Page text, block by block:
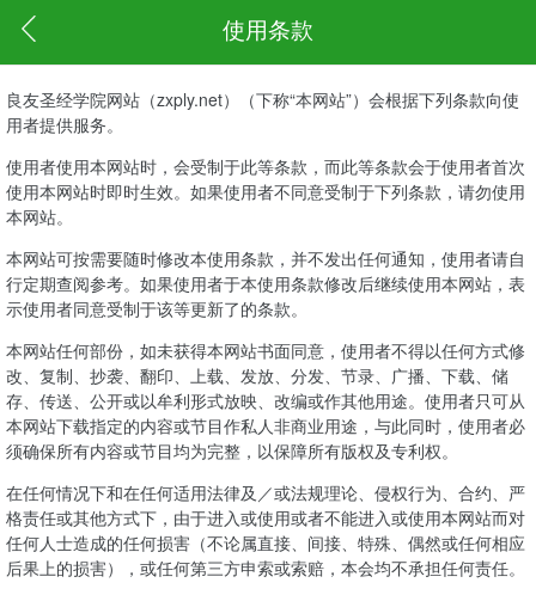
使用条款
良友圣经学院网站（zxply.net）（下称“本网站”）会根据下列条款向使
用者提供服务。
使用者使用本网站时，会受制于此等条款，而此等条款会于使用者首次
使用本网站时即时生效。如果使用者不同意受制于下列条款，请勿使用
本网站。
本网站可按需要随时修改本使用条款，并不发出任何通知，使用者请自
行定期查阅参考。如果使用者于本使用条款修改后继续使用本网站，表
示使用者同意受制于该等更新了的条款。
本网站任何部份，如未获得本网站书面同意，使用者不得以任何方式修
改、复制、抄袭、翻印、上载、发放、分发、节录、广播、下载、储
存、传送、公开或以牟利形式放映、改编或作其他用途。使用者只可从
本网站下载指定的内容或节目作私人非商业用途，与此同时，使用者必
须确保所有内容或节目均为完整，以保障所有版权及专利权。
在任何情况下和在任何适用法律及／或法规理论、侵权行为、合约、严
格责任或其他方式下，由于进入或使用或者不能进入或使用本网站而对
任何人士造成的任何损害（不论属直接、间接、特殊、偶然或任何相应
后果上的损害），或任何第三方申索或索赔，本会均不承担任何责任。